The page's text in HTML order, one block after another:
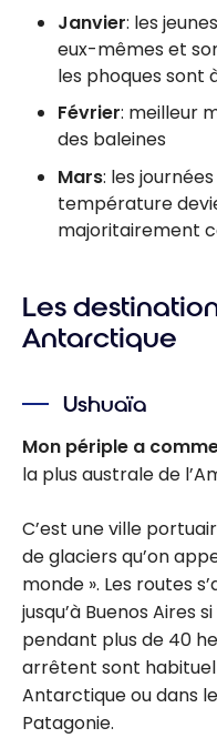
Janvier: les
eux-mêmes et
les phoques sont
Février: meilleur
des baleines
Mars: les
température
majoritairement
Les
Antarctique
Ushuaïa
Mon périple a
la plus australe de
C’est une ville
de glaciers qu’on
monde ». Les routes
jusqu’à Buenos Aires
pendant plus de 40
arrêtent sont
Antarctique ou dans
Patagonie.